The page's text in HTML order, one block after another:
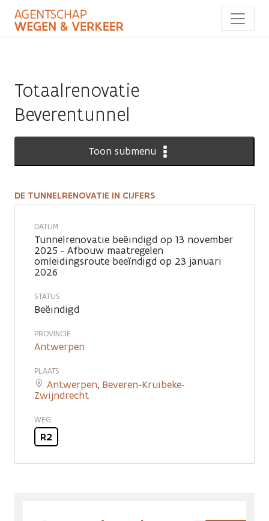
naar
Totaalrenovatie
Beverentunnel
Toon submenu
De
tunnelrenovatie
cijfers
DE TUNNELRENOVATIE IN CIJFERS
DATUM
Tunnelrenovatie beëindigd op 13 november
2025 - Afbouw maatregelen
omleidingsroute beeïndigd op 23 januari
2026
STATUS
Beëindigd
PROVINCIE
Antwerpen
PLAATS
Antwerpen, Beveren-Kruibeke-
Zwijndrecht
WEG
R2